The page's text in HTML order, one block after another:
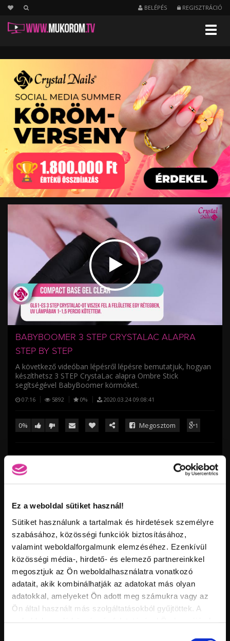
Ez a weboldal sütiket használ!
Sütiket használunk a tartalmak és hirdetések személyre
szabásához, közösségi funkciók biztosításához,
valamint weboldalforgalmunk elemzéséhez. Ezenkívül
közösségi média-, hirdető- és elemező partnereinkkel
megosztjuk az Ön weboldalhasználatra vonatkozó
adatait, akik kombinálhatják az adatokat más olyan
adatokkal, amelyeket Ön adott meg számukra vagy az
Ön által használt más szolgáltatásokból gyűjtöttek. A
BELÉPÉS REGISZTRÁCIÓ
Menu
/
BABYBOOMER 3 STEP CRYSTALAC ALAPRA
STEP BY STEP
A következő videóban lépésről lépésre bemutatjuk, hogyan
készíthetsz 3 STEP CrystaLac alapra Ombre Stick
segítségével BabyBoomer körmöket.
07:16 5892 0% 2020.03.24 09:08:41
0% Megosztom 1
FELHASZNÁLT ANYAGOK
A termékekre kattintva megvásárolhatod azokat.
GL61 Dekor CrystaLac 4ml Buffer - fehér